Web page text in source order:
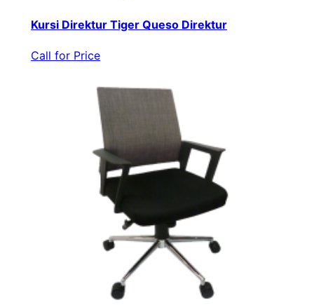
Kursi Direktur Tiger Queso Direktur
Call for Price